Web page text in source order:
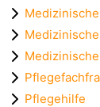
Pflegehilfe